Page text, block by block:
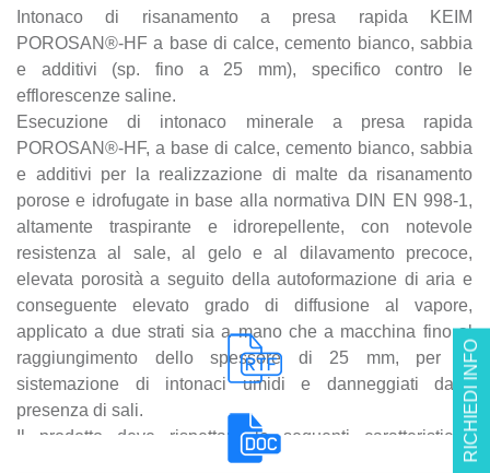
RICHIEDI INFO
Intonaco di risanamento a presa rapida KEIM
POROSAN®-HF a base di calce, cemento bianco, sabbia
e additivi (sp. fino a 25 mm), specifico contro le
efflorescenze saline.
Esecuzione di intonaco minerale a presa rapida
POROSAN®-HF, a base di calce, cemento bianco, sabbia
e additivi per la realizzazione di malte da risanamento
porose e idrofugate in base alla normativa DIN EN 998-1,
altamente traspirante e idrorepellente, con notevole
resistenza al sale, al gelo e al dilavamento precoce,
elevata porosità a seguito della autoformazione di aria e
conseguente elevato grado di diffusione al vapore,
applicato a due strati sia a mano che a macchina fino al
raggiungimento dello spessore di 25 mm, per la
sistemazione di intonaci umidi e danneggiati dalla
presenza di sali.
Il prodotto deve rispettare le seguenti caratteristiche
tecniche e applicative peculiari > granulometria: 1 mm;